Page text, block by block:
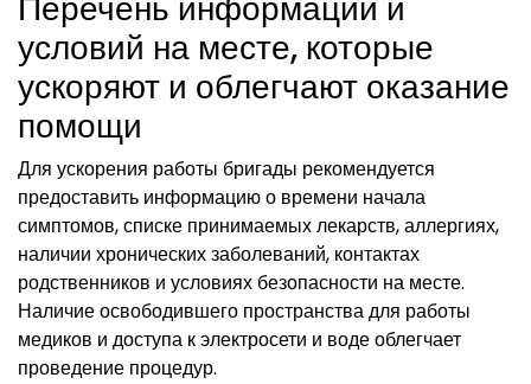
условий на месте, которые
ускоряют и облегчают оказание
помощи
Для ускорения работы бригады рекомендуется
предоставить информацию о времени начала
симптомов, списке принимаемых лекарств, аллергиях,
наличии хронических заболеваний, контактах
родственников и условиях безопасности на месте.
Наличие освободившего пространства для работы
медиков и доступа к электросети и воде облегчает
проведение процедур.